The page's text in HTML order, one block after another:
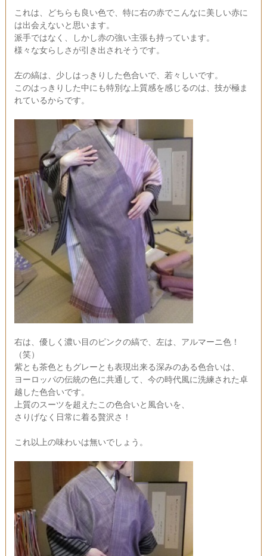
これは、どちらも良い色で、特に右の赤でこんなに美しい赤に
は出会えないと思います。
派手ではなく、しかし赤の強い主張も持っています。
様々な女らしさが引き出されそうです。
左の縞は、少しはっきりした色合いで、若々しいです。
このはっきりした中にも特別な上質感を感じるのは、技が極ま
れているからです。
右は、優しく濃い目のピンクの縞で、左は、アルマーニ色！
（笑）
紫とも茶色ともグレーとも表現出来る深みのある色合いは、
ヨーロッパの伝統の色に共通して、今の時代風に洗練された卓
越した色合いです。
上質のスーツを超えたこの色合いと風合いを、
さりげなく日常に着る贅沢さ！
これ以上の味わいは無いでしょう。